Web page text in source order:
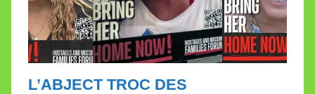
L’ABJECT TROC DES